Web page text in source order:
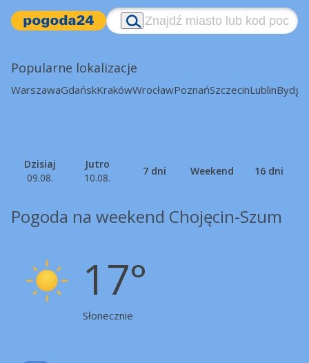
Popularne lokalizacje
WarszawaGdańskKrakówWrocławPoznańSzczecinLublin
Dzisiaj
09.08.
Jutro
10.08.
7 dni Weekend 16 dni
Pogoda na weekend Chojęcin-Szum
17°
Słonecznie